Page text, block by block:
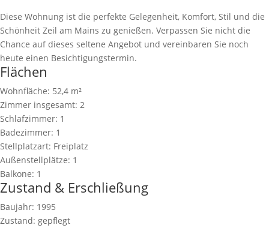
Diese Wohnung ist die perfekte Gelegenheit, Komfort, Stil und die
Schönheit Zeil am Mains zu genießen. Verpassen Sie nicht die
Chance auf dieses seltene Angebot und vereinbaren Sie noch
heute einen Besichtigungstermin.
Flächen
Wohnfläche: 52,4 m²
Zimmer insgesamt: 2
Schlafzimmer: 1
Badezimmer: 1
Stellplatzart: Freiplatz
Außenstellplätze: 1
Balkone: 1
Zustand & Erschließung
Baujahr: 1995
Zustand: gepflegt